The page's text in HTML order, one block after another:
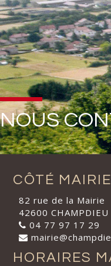
NOUS
CÔTÉ MAIRIE
82 rue de la Mairie
42600 CHAMPDIEU
04 77 97 17 29
HORAIRES